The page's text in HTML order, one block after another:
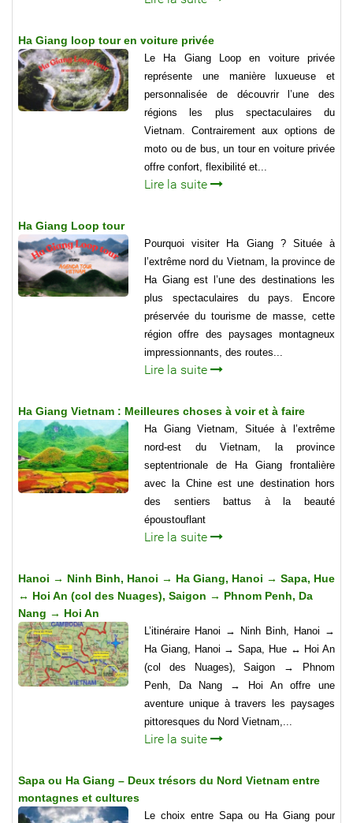
Ha Giang loop tour en voiture privée
Le Ha Giang Loop en voiture privée
représente une manière luxueuse et
personnalisée de découvrir l’une des
régions les plus spectaculaires du
Vietnam. Contrairement aux options de
moto ou de bus, un tour en voiture privée
offre confort, flexibilité et...
Lire la suite
Ha Giang Loop tour
Pourquoi visiter Ha Giang ? Située à
l’extrême nord du Vietnam, la province de
Ha Giang est l’une des destinations les
plus spectaculaires du pays. Encore
préservée du tourisme de masse, cette
région offre des paysages montagneux
impressionnants, des routes...
Lire la suite
Ha Giang Vietnam : Meilleures choses à voir et à faire
Ha Giang Vietnam, Située à l’extrême
nord-est du Vietnam, la province
septentrionale de Ha Giang frontalière
avec la Chine est une destination hors
des sentiers battus à la beauté
époustouflant
Lire la suite
Hanoi → Ninh Binh, Hanoi → Ha Giang, Hanoi → Sapa, Hue
↔ Hoi An (col des Nuages), Saigon → Phnom Penh, Da
Nang → Hoi An
L’itinéraire Hanoi → Ninh Binh, Hanoi →
Ha Giang, Hanoi → Sapa, Hue ↔ Hoi An
(col des Nuages), Saigon → Phnom
Penh, Da Nang → Hoi An offre une
aventure unique à travers les paysages
pittoresques du Nord Vietnam,...
Lire la suite
Sapa ou Ha Giang – Deux trésors du Nord Vietnam entre
montagnes et cultures
Le choix entre Sapa ou Ha Giang pour